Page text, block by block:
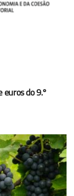
do 9.º